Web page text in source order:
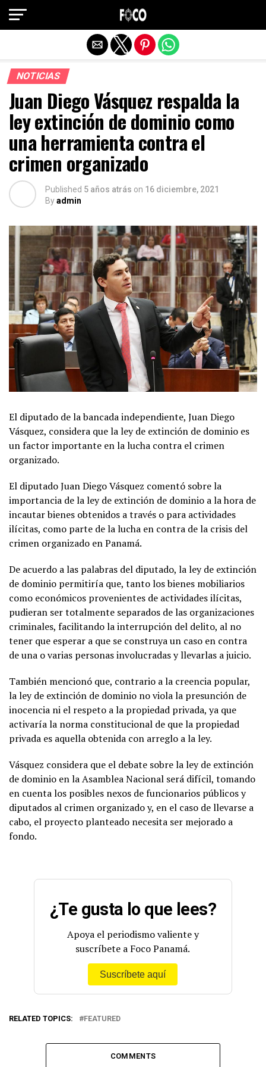
NOTICIAS
Juan Diego Vásquez respalda la
ley extinción de dominio como
una herramienta contra el
crimen organizado
Published 5 años atrás on 16 diciembre, 2021
Byadmin
El diputado de la bancada independiente, Juan Diego
Vásquez, considera que la ley de extinción de dominio es
un factor importante en la lucha contra el crimen
organizado.
El diputado Juan Diego Vásquez comentó sobre la
importancia de la ley de extinción de dominio a la hora de
incautar bienes obtenidos a través o para actividades
ilícitas, como parte de la lucha en contra de la crisis del
crimen organizado en Panamá.
De acuerdo a las palabras del diputado, la ley de extinción
de dominio permitiría que, tanto los bienes mobiliarios
como económicos provenientes de actividades ilícitas,
pudieran ser totalmente separados de las organizaciones
criminales, facilitando la interrupción del delito, al no
tener que esperar a que se construya un caso en contra
de una o varias personas involucradas y llevarlas a juicio.
También mencionó que, contrario a la creencia popular,
la ley de extinción de dominio no viola la presunción de
inocencia ni el respeto a la propiedad privada, ya que
activaría la norma constitucional de que la propiedad
privada es aquella obtenida con arreglo a la ley.
Vásquez considera que el debate sobre la ley de extinción
de dominio en la Asamblea Nacional será difícil, tomando
en cuenta los posibles nexos de funcionarios públicos y
diputados al crimen organizado y, en el caso de llevarse a
cabo, el proyecto planteado necesita ser mejorado a
fondo.
¿Te gusta lo que lees?
Apoya el periodismo valiente y
suscríbete a Foco Panamá.
Suscríbete aquí
RELATED TOPICS: FEATURED
COMMENTS
Salir de la versión móvil